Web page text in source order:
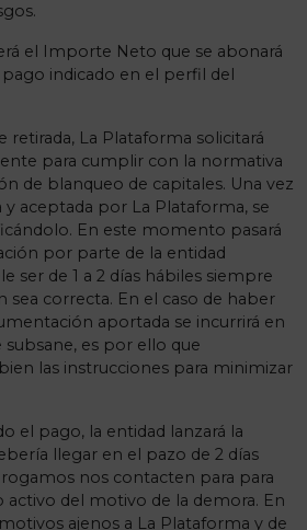
el Importe Neto que se abonará
indicado en el perfil del
retirada, La Plataforma solicitará
para cumplir con la normativa
de blanqueo de capitales. Una vez
aceptada por La Plataforma, se
En este momento pasará
por parte de la entidad
ser de 1 a 2 días hábiles siempre
sea correcta. En el caso de haber
aportada se incurrirá en
subsane, es por ello que
las instrucciones para minimizar
el pago, la entidad lanzará la
llegar en el pazo de 2 días
nos contacten para para
activo del motivo de la demora. En
ajenos a La Plataforma y de